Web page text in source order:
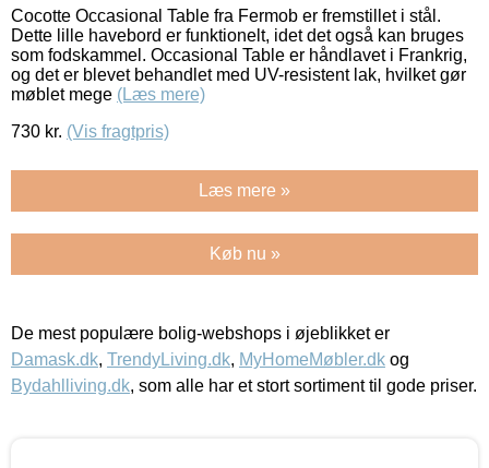
Cocotte Occasional Table fra Fermob er fremstillet i stål.
Dette lille havebord er funktionelt, idet det også kan bruges
som fodskammel. Occasional Table er håndlavet i Frankrig,
og det er blevet behandlet med UV-resistent lak, hvilket gør
møblet mege (Læs mere)
730 kr. (Vis fragtpris)
Læs mere »
Køb nu »
De mest populære bolig-webshops i øjeblikket er
Damask.dk, TrendyLiving.dk, MyHomeMøbler.dk og
Bydahlliving.dk, som alle har et stort sortiment til gode priser.